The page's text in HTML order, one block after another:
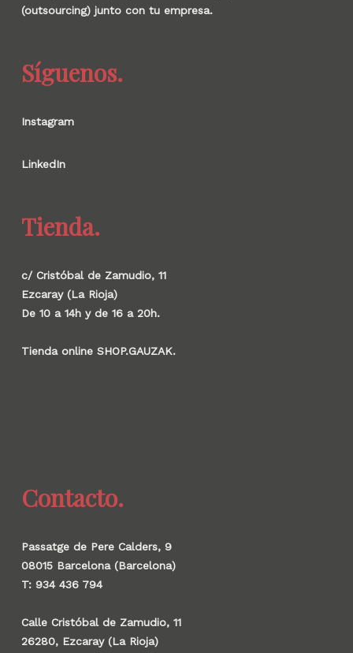
(outsourcing) junto con tu empresa.
Síguenos.
Instagram
LinkedIn
Tienda.
c/ Cristóbal de Zamudio, 11
Ezcaray (La Rioja)
De 10 a 14h y de 16 a 20h.
Tienda online SHOP.GAUZAK.
Contacto.
Passatge de Pere Calders, 9
08015 Barcelona (Barcelona)
T: 934 436 794
Calle Cristóbal de Zamudio, 11
26280, Ezcaray (La Rioja)